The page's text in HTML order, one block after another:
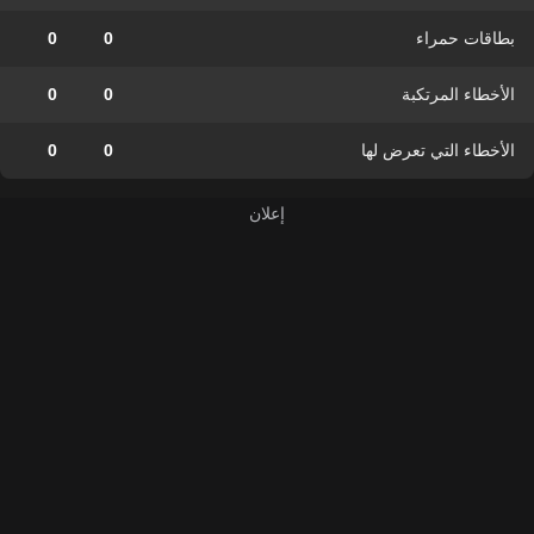
بطاقات حمراء 0
0
الأخطاء المرتكبة 0
0
الأخطاء التي تعرض لها 0
0